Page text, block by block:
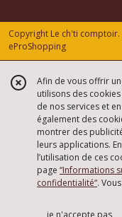
Copyright Le ch'ti
eProShopping
Afin de vous offrir
utilisons des
de nos services et
également des
montrer des
leurs applications.
l’utilisation de ces
page “Informations
confidentialité“.
je n'accepte pas